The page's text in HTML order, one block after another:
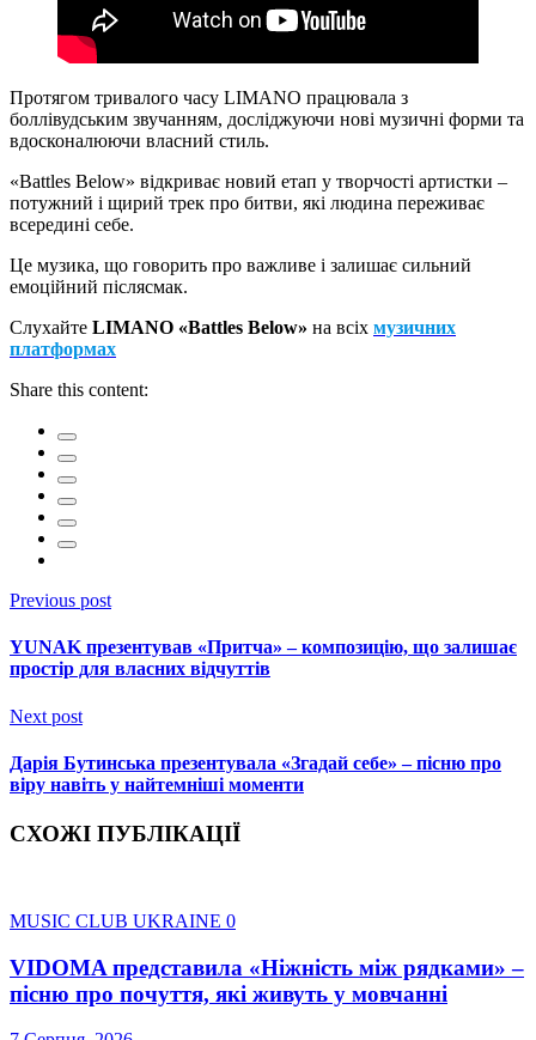
Протягом тривалого часу LIMANO працювала з
боллівудським звучанням, досліджуючи нові музичні форми та
вдосконалюючи власний стиль.
«Battles Below» відкриває новий етап у творчості артистки –
потужний і щирий трек про битви, які людина переживає
всередині себе.
Це музика, що говорить про важливе і залишає сильний
емоційний післясмак.
Слухайте LIMANO «Battles Below» на всіх музичних
платформах
Share this content:
Previous post
YUNAK презентував «Притча» – композицію, що залишає
простір для власних відчуттів
Next post
Дарія Бутинська презентувала «Згадай себе» – пісню про
віру навіть у найтемніші моменти
СХОЖІ ПУБЛІКАЦІЇ
MUSIC CLUB UKRAINE 0
VIDOMA представила «Ніжність між рядками» –
пісню про почуття, які живуть у мовчанні